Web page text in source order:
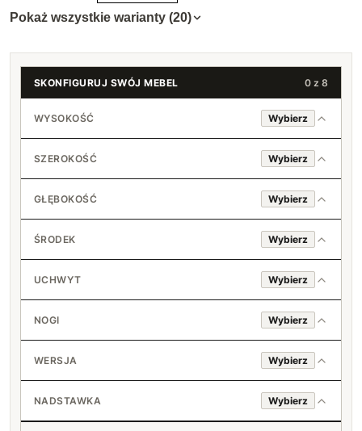
Pokaż wszystkie warianty (20)
SKONFIGURUJ SWÓJ MEBEL 0 z 8
WYSOKOŚĆ Wybierz
180 cm
200 cm +150 zł
SZEROKOŚĆ Wybierz
40 cm
50 cm +60 zł
GŁĘBOKOŚĆ Wybierz
40 cm
45 cm +40 zł
50 cm +80 zł
ŚRODEK Wybierz
Drążek + 1 półka
Drążek + 2 półki +30 zł
Półki +140 zł
UCHWYT Wybierz
Standard (srebrny)
Loft (czarny)
Bez uchwytu
NOGI Wybierz
Standard (srebrne)
Czarne
WERSJA Wybierz
Prawa
NADSTAWKA Wybierz